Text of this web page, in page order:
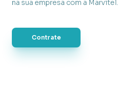
na sua empresa com a Marvitel.
Contrate